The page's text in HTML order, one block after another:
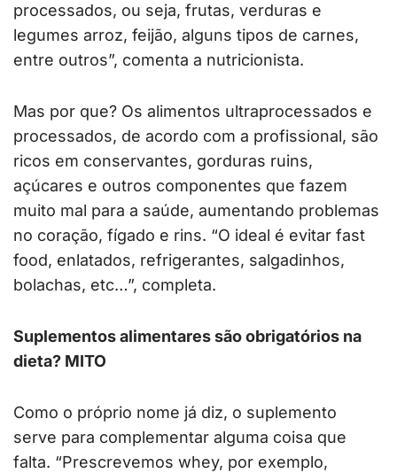
processados, ou seja, frutas, verduras e
legumes arroz, feijão, alguns tipos de carnes,
entre outros”, comenta a nutricionista.
Mas por que? Os alimentos ultraprocessados e
processados, de acordo com a profissional, são
ricos em conservantes, gorduras ruins,
açúcares e outros componentes que fazem
muito mal para a saúde, aumentando problemas
no coração, fígado e rins. “O ideal é evitar fast
food, enlatados, refrigerantes, salgadinhos,
bolachas, etc…”, completa.
Suplementos alimentares são obrigatórios na
dieta? MITO
Como o próprio nome já diz, o suplemento
serve para complementar alguma coisa que
falta. “Prescrevemos whey, por exemplo,